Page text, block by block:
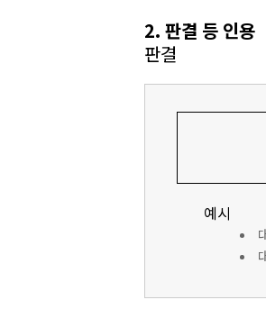
2. 판결 등 인용
판결
예시